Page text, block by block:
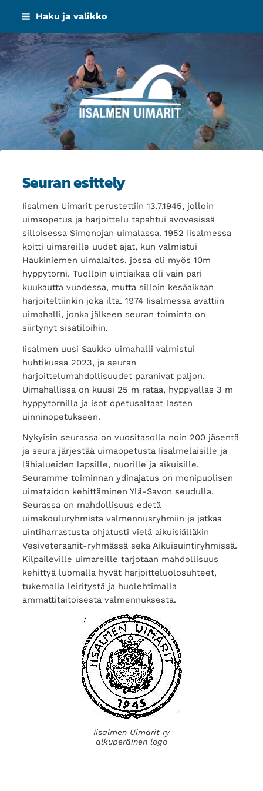
Siirry
sisältöön
Haku ja valikko
Iisalmen Uimarit ry
Seuran esittely
Iisalmen Uimarit perustettiin 13.7.1945, jolloin
uimaopetus ja harjoittelu tapahtui avovesissä
silloisessa Simonojan uimalassa. 1952 Iisalmessa
koitti uimareille uudet ajat, kun valmistui
Haukiniemen uimalaitos, jossa oli myös 10m
hyppytorni. Tuolloin uintiaikaa oli vain pari
kuukautta vuodessa, mutta silloin kesäaikaan
harjoiteltiinkin joka ilta. 1974 Iisalmessa avattiin
uimahalli, jonka jälkeen seuran toiminta on
siirtynyt sisätiloihin.
Iisalmen uusi Saukko uimahalli valmistui
huhtikussa 2023, ja seuran
harjoittelumahdollisuudet paranivat paljon.
Uimahallissa on kuusi 25 m rataa, hyppyallas 3 m
hyppytornilla ja isot opetusaltaat lasten
uinninopetukseen.
Nykyisin seurassa on vuositasolla noin 200 jäsentä
ja seura järjestää uimaopetusta Iisalmelaisille ja
lähialueiden lapsille, nuorille ja aikuisille.
Seuramme toiminnan ydinajatus on monipuolisen
uimataidon kehittäminen Ylä-Savon seudulla.
Seurassa on mahdollisuus edetä
uimakouluryhmistä valmennusryhmiin ja jatkaa
uintiharrastusta ohjatusti vielä aikuisiälläkin
Vesiveteraanit-ryhmässä sekä Aikuisuintiryhmissä.
Kilpaileville uimareille tarjotaan mahdollisuus
kehittyä luomalla hyvät harjoitteluolosuhteet,
tukemalla leiritystä ja huolehtimalla
ammattitaitoisesta valmennuksesta.
Iisalmen Uimarit ry
alkuperäinen logo